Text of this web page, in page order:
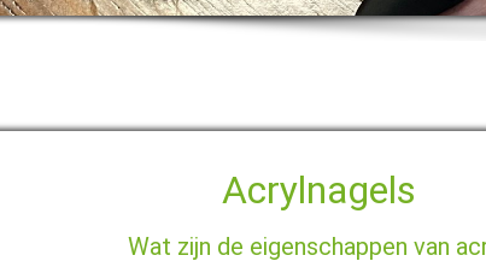
Acrylnagels
Wat zijn de eigenschappen van